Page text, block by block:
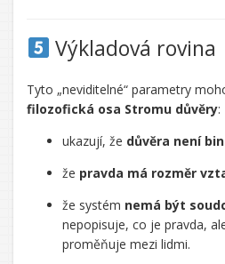
Výkladová rovina
Tyto „neviditelné“ parametry
filozofická osa Stromu důvěry:
ukazují, že důvěra není
že pravda má rozměr
že systém nemá být
nepopisuje, co je pravda,
proměňuje mezi lidmi.